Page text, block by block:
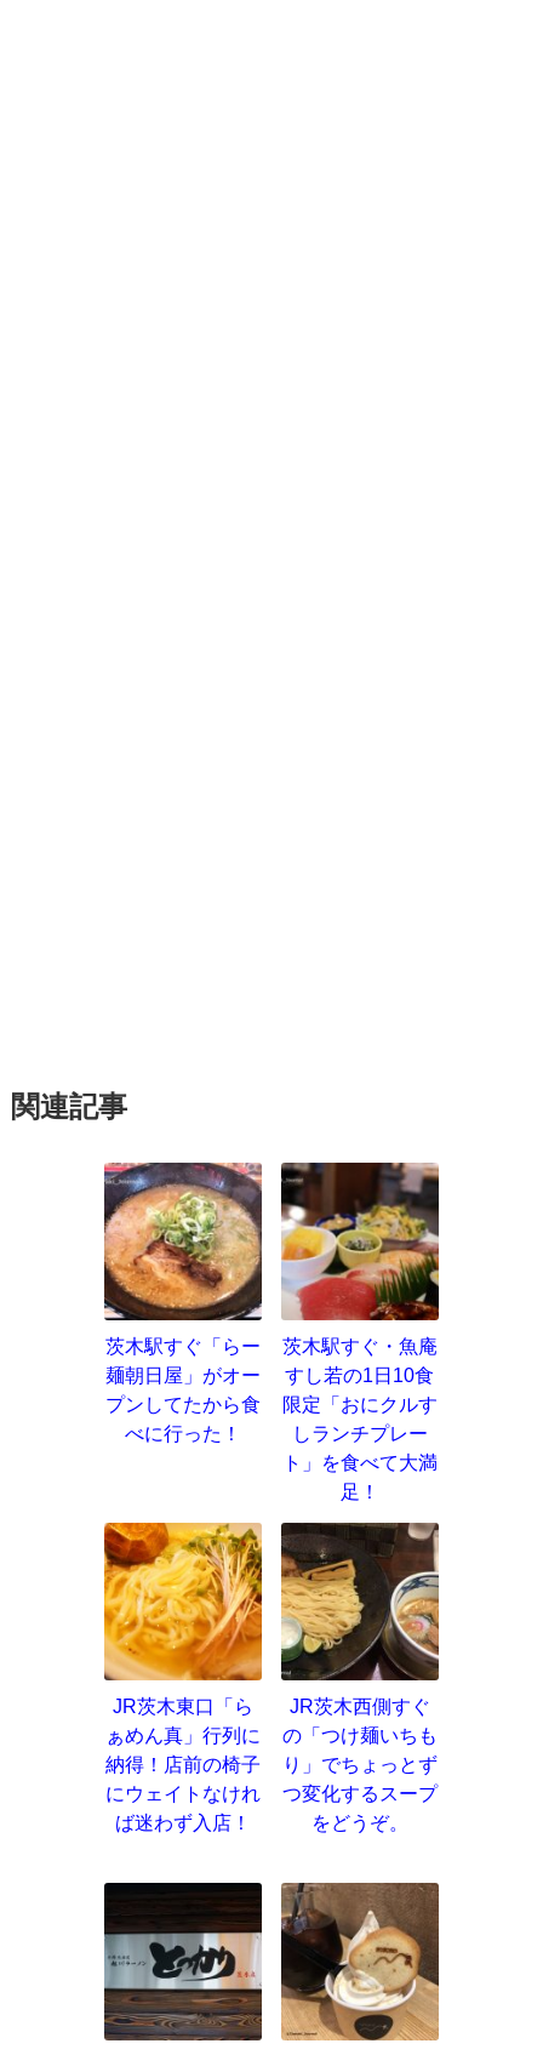
関連記事
茨木駅すぐ「らー
麺朝日屋」がオー
プンしてたから食
べに行った！
茨木駅すぐ・魚庵
すし若の1日10食
限定「おにクルす
しランチプレー
ト」を食べて大満
足！
JR茨木東口「ら
ぁめん真」行列に
納得！店前の椅子
にウェイトなけれ
ば迷わず入店！
JR茨木西側すぐ
の「つけ麺いちも
り」でちょっとず
つ変化するスープ
をどうぞ。